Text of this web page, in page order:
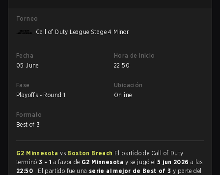
Torneo
Call of Duty League Stage 4 Minor
Fecha
05 June
Hora de inicio
22:50
Fase
Playoffs - Round 1
Ubicación
Online
Formato
Best of 3
G2 Minnesotavs Boston Breach El partido de Call of Duty
terminó3 - 1 a favor de G2 Minnesotay se jugó el5 jun 2026 a las
22:50 . El partido fue una serie al mejor de Best of 3y parte del